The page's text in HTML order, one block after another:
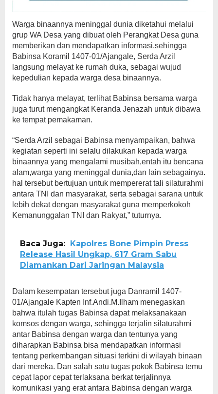
Warga binaannya meninggal dunia diketahui melalui
grup WA Desa yang dibuat oleh Perangkat Desa guna
memberikan dan mendapatkan informasi,sehingga
Babinsa Koramil 1407-01/Ajangale, Serda Arzil
langsung melayat ke rumah duka, sebagai wujud
kepedulian kepada warga desa binaannya.
Tidak hanya melayat, terlihat Babinsa bersama warga
juga turut mengangkat Keranda Jenazah untuk dibawa
ke tempat pemakaman.
“Serda Arzil sebagai Babinsa menyampaikan, bahwa
kegiatan seperti ini selalu dilakukan kepada warga
binaannya yang mengalami musibah,entah itu bencana
alam,warga yang meninggal dunia,dan lain sebagainya.
hal tersebut bertujuan untuk mempererat tali silaturahmi
antara TNI dan masyarakat, serta sebagai sarana untuk
lebih dekat dengan masyarakat guna memperkokoh
Kemanunggalan TNI dan Rakyat,” tuturnya.
Baca Juga:
Kapolres Bone Pimpin Press
Release Hasil Ungkap, 617 Gram Sabu
Diamankan Dari Jaringan Malaysia
Dalam kesempatan tersebut juga Danramil 1407-
01/Ajangale Kapten Inf.Andi.M.Ilham menegaskan
bahwa itulah tugas Babinsa dapat melaksanakaan
komsos dengan warga, sehingga terjalin silaturahmi
antar Babinsa dengan warga dan tentunya yang
diharapkan Babinsa bisa mendapatkan informasi
tentang perkembangan situasi terkini di wilayah binaan
dari mereka. Dan salah satu tugas pokok Babinsa temu
cepat lapor cepat terlaksana berkat terjalinnya
komunikasi yang erat antara Babinsa dengan warga